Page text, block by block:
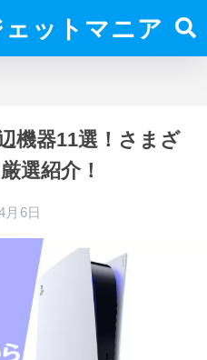
ットマニア
機器11選！さまざ
選紹介！
月6日